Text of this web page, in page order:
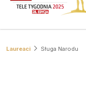
Laureaci Sługa Narodu